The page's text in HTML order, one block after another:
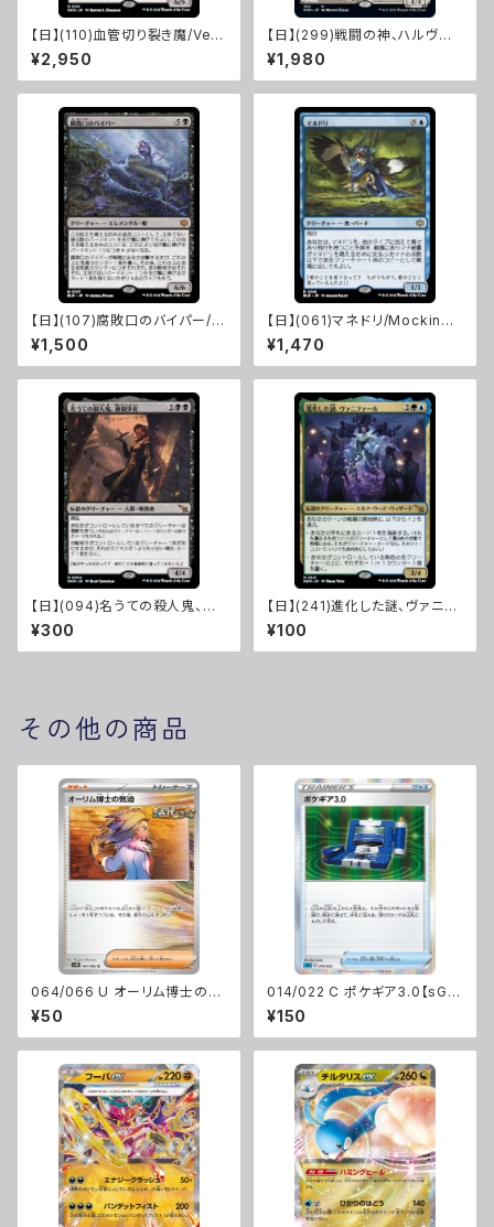
【日】(110)血管切り裂き魔/Vein
Ripper [MKM]
¥2,950
【日】(299)戦闘の神、ハルヴァ
ール/Halvar, God of Battle
[KHM]
¥1,980
【日】(107)腐敗口のバイパー/R
ottenmouth Viper [BLB]
¥1,500
【日】(061)マネドリ/Mockingb
ird [BLB]
¥1,470
【日】(094)名うての殺人鬼、虐
殺少女/Massacre Girl, Know
n Killer [MKM]
¥300
【日】(241)進化した謎、ヴァニフ
ァール/Vannifar, Evolved Eni
gma [MKM]
¥100
その他の商品
064/066 U オーリム博士の気
迫【sv4k】Gレギュ
¥50
014/022 C ポケギア3.0【sGI】
[D]
¥150